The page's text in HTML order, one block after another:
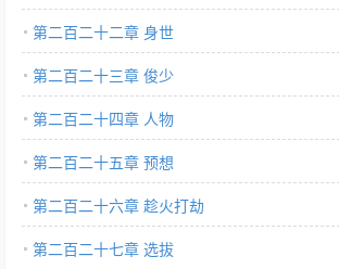
第二百二十二章 身世
第二百二十三章 俊少
第二百二十四章 人物
第二百二十五章 预想
第二百二十六章 趁火打劫
第二百二十七章 选拔